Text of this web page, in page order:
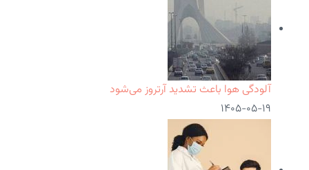
آلودگی هوا باعث تشدید آرتروز می‌شود
۱۴۰۵-۰۵-۱۹